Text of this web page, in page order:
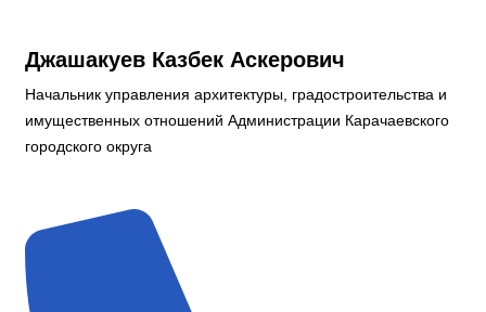
Дума
Джашакуев Казбек Аскерович
Начальник управления архитектуры, градостроительства и
имущественных отношений Администрации Карачаевского
городского округа